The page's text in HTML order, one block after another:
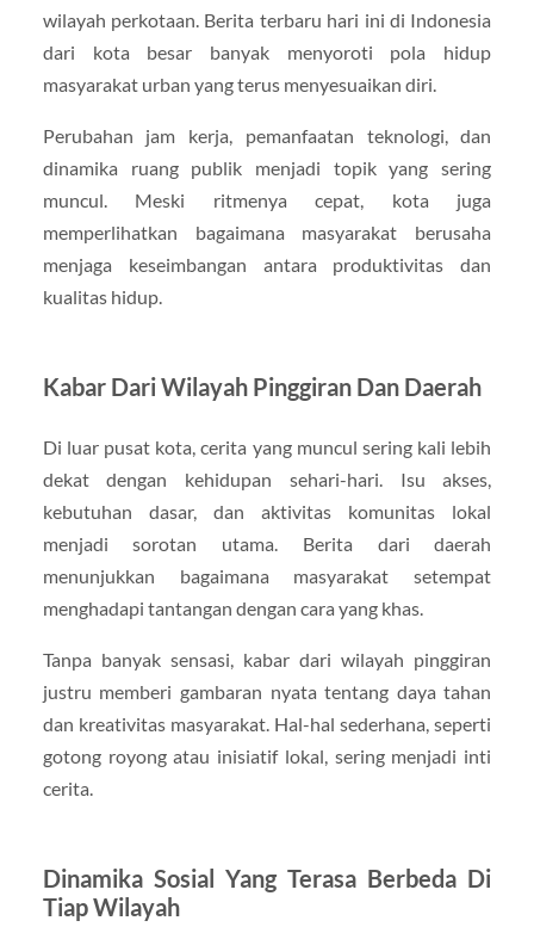
wilayah perkotaan. Berita terbaru hari ini di Indonesia
dari kota besar banyak menyoroti pola hidup
masyarakat urban yang terus menyesuaikan diri.
Perubahan jam kerja, pemanfaatan teknologi, dan
dinamika ruang publik menjadi topik yang sering
muncul. Meski ritmenya cepat, kota juga
memperlihatkan bagaimana masyarakat berusaha
menjaga keseimbangan antara produktivitas dan
kualitas hidup.
Kabar Dari Wilayah Pinggiran Dan Daerah
Di luar pusat kota, cerita yang muncul sering kali lebih
dekat dengan kehidupan sehari-hari. Isu akses,
kebutuhan dasar, dan aktivitas komunitas lokal
menjadi sorotan utama. Berita dari daerah
menunjukkan bagaimana masyarakat setempat
menghadapi tantangan dengan cara yang khas.
Tanpa banyak sensasi, kabar dari wilayah pinggiran
justru memberi gambaran nyata tentang daya tahan
dan kreativitas masyarakat. Hal-hal sederhana, seperti
gotong royong atau inisiatif lokal, sering menjadi inti
cerita.
Dinamika Sosial Yang Terasa Berbeda Di
Tiap Wilayah